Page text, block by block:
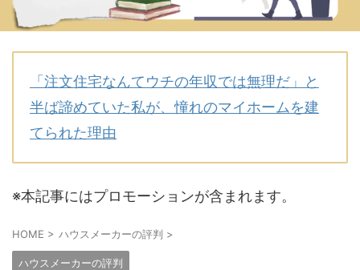
「注文住宅なんてウチの年収では無理だ」と
半ば諦めていた私が、憧れのマイホームを建
てられた理由
※本記事にはプロモーションが含まれます。
HOME > ハウスメーカーの評判 >
ハウスメーカーの評判